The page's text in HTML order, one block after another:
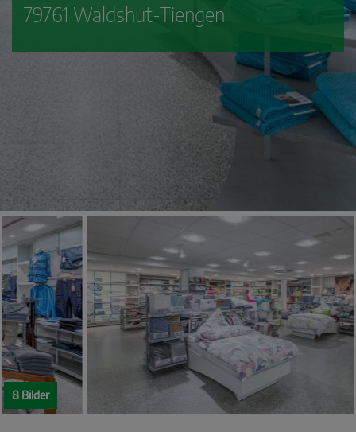
79761 Waldshut-Tiengen
8 Bilder